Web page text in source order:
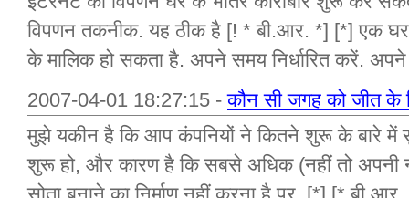
विपणन तकनीक. यह ठीक है [! * बी.आर. *] [*] एक
के मालिक हो सकता है. अपने समय निर्धारित करें.
2007-04-01 18:27:15 -कौन सी जगह को जीत के
मुझे यकीन है कि आप कंपनियों ने कितने शुरू के बारे में
शुरू हो, और कारण है कि सबसे अधिक (नहीं तो अपनी